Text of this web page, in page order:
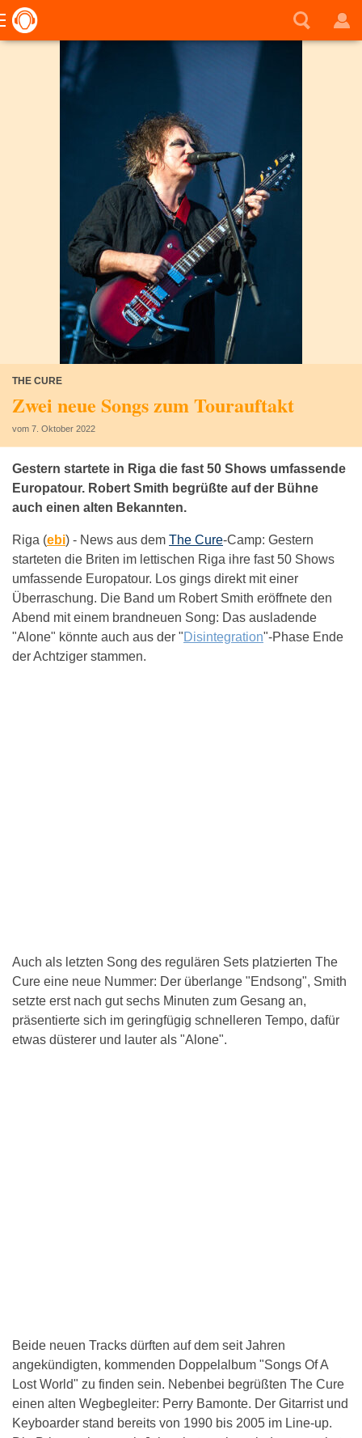
THE CURE
Zwei neue Songs zum Tourauftakt
vom 7. Oktober 2022
Gestern startete in Riga die fast 50 Shows umfassende
Europatour. Robert Smith begrüßte auf der Bühne
auch einen alten Bekannten.
Riga (ebi) - News aus dem The Cure-Camp: Gestern
starteten die Briten im lettischen Riga ihre fast 50 Shows
umfassende Europatour. Los gings direkt mit einer
Überraschung. Die Band um Robert Smith eröffnete den
Abend mit einem brandneuen Song: Das ausladende
"Alone" könnte auch aus der "Disintegration"-Phase Ende
der Achtziger stammen.
Auch als letzten Song des regulären Sets platzierten The
Cure eine neue Nummer: Der überlange "Endsong", Smith
setzte erst nach gut sechs Minuten zum Gesang an,
präsentierte sich im geringfügig schnelleren Tempo, dafür
etwas düsterer und lauter als "Alone".
Beide neuen Tracks dürften auf dem seit Jahren
angekündigten, kommenden Doppelalbum "Songs Of A
Lost World" zu finden sein. Nebenbei begrüßten The Cure
einen alten Wegbegleiter: Perry Bamonte. Der Gitarrist und
Keyboarder stand bereits von 1990 bis 2005 im Line-up.